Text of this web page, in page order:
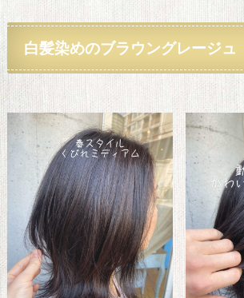
白髪染めのブラウングレージュ